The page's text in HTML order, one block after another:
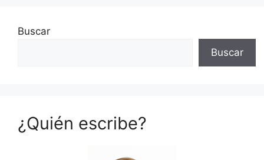
Buscar
Buscar
¿Quién escribe?